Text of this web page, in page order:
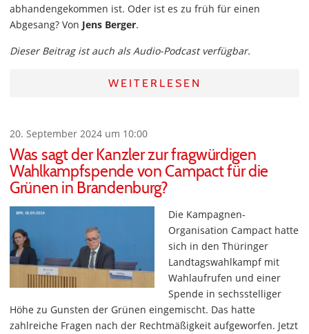
abhandengekommen ist. Oder ist es zu früh für einen
Abgesang? Von Jens Berger.
Dieser Beitrag ist auch als Audio-Podcast verfügbar.
WEITERLESEN
20. September 2024 um 10:00
Was sagt der Kanzler zur fragwürdigen
Wahlkampfspende von Campact für die
Grünen in Brandenburg?
Die Kampagnen-
Organisation Campact hatte
sich in den Thüringer
Landtagswahlkampf mit
Wahlaufrufen und einer
Spende in sechsstelliger
Höhe zu Gunsten der Grünen eingemischt. Das hatte
zahlreiche Fragen nach der Rechtmäßigkeit aufgeworfen. Jetzt